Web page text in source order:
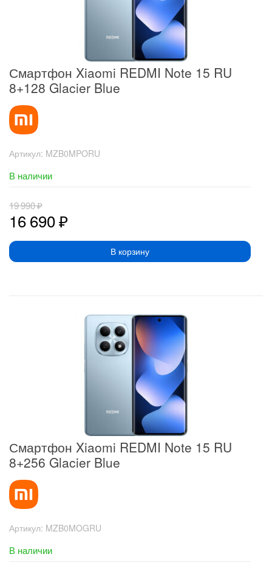
Смартфон Xiaomi REDMI Note 15 RU
8+128 Glacier Blue
Артикул: MZB0MPORU
В наличии
16 690₽
19 990₽
В корзину
Смартфон Xiaomi REDMI Note 15 RU
8+256 Glacier Blue
Артикул: MZB0MOGRU
В наличии